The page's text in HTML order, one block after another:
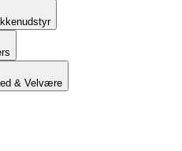
& Velvære